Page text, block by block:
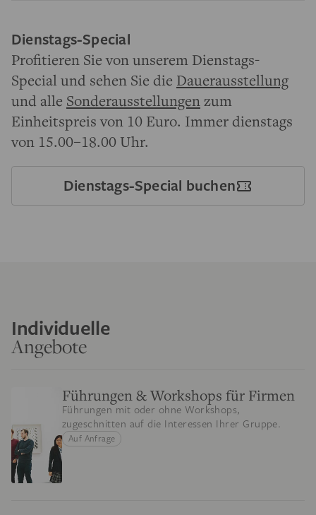
Dienstags-Special
Profitieren Sie von unserem Dienstags-
Special und sehen Sie die Dauerausstellung
und alle Sonderausstellungenzum
Einheitspreis von 10 Euro. Immer dienstags
von 15.00–18.00 Uhr.
Dienstags-Special buchen
Individuelle
Angebote
Führungen & Workshops für Firmen
Führungen mit oder ohne Workshops,
zugeschnitten auf die Interessen Ihrer Gruppe.
Auf Anfrage